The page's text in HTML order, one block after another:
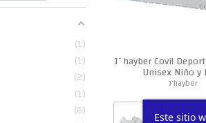
Este sitio
J´hayber Covil
Unisex Niño y
J'hayber
1
1
2
1
6